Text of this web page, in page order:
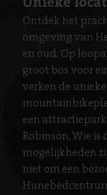
Ontdek het
omgeving van
en oud. Op
groot bos voor
verken de
een
Robinson, Wie
mogelijkheden
niet om een